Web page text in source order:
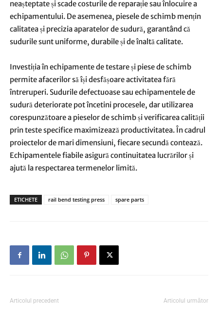
neașteptate și scade costurile de reparație sau înlocuire a
echipamentului. De asemenea, piesele de schimb mențin
calitatea și precizia aparatelor de sudură, garantând că
sudurile sunt uniforme, durabile și de înaltă calitate.
Investiția în echipamente de testare și piese de schimb
permite afacerilor să își desfășoare activitatea fără
întreruperi. Sudurile defectuoase sau echipamentele de
sudură deteriorate pot încetini procesele, dar utilizarea
corespunzătoare a pieselor de schimb și verificarea calității
prin teste specifice maximizează productivitatea. În cadrul
proiectelor de mari dimensiuni, fiecare secundă contează.
Echipamentele fiabile asigură continuitatea lucrărilor și
ajută la respectarea termenelor limită.
ETICHETE rail bend testing press spare parts
Articolul precedent Articolul următor